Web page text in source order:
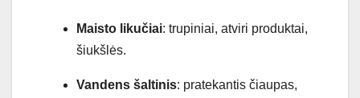
Maisto likučiai: trupiniai, atviri produktai,
šiukšlės.
Vandens šaltinis: pratekantis čiaupas,